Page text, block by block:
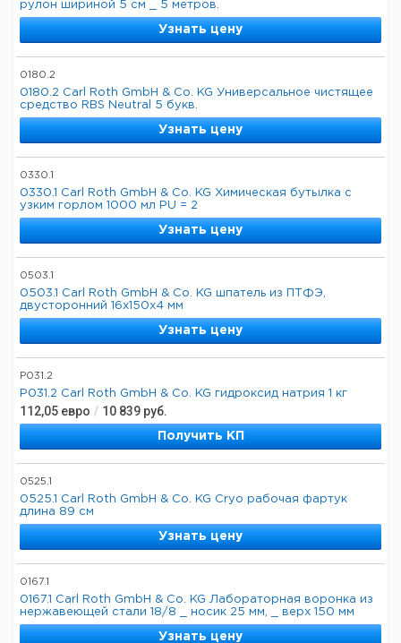
рулон шириной 5 см _ 5 метров.
Узнать цену
0180.2
0180.2 Carl Roth GmbH & Co. KG Универсальное чистящее
средство RBS Neutral 5 букв.
Узнать цену
0330.1
0330.1 Carl Roth GmbH & Co. KG Химическая бутылка с
узким горлом 1000 мл PU = 2
Узнать цену
0503.1
0503.1 Carl Roth GmbH & Co. KG шпатель из ПТФЭ,
двусторонний 16x150x4 мм
Узнать цену
P031.2
P031.2 Carl Roth GmbH & Co. KG гидроксид натрия 1 кг
112,05 евро / 10 839 руб.
Получить КП
0525.1
0525.1 Carl Roth GmbH & Co. KG Cryo рабочая фартук
длина 89 см
Узнать цену
0167.1
0167.1 Carl Roth GmbH & Co. KG Лабораторная воронка из
нержавеющей стали 18/8 _ носик 25 мм, _ верх 150 мм
Узнать цену